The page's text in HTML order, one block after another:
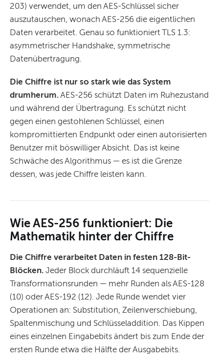
203) verwendet, um den AES-Schlüssel sicher
auszutauschen, wonach AES-256 die eigentlichen
Daten verarbeitet. Genau so funktioniert TLS 1.3:
asymmetrischer Handshake, symmetrische
Datenübertragung.
Die Chiffre ist nur so stark wie das System
drumherum. AES-256 schützt Daten im Ruhezustand
und während der Übertragung. Es schützt nicht
gegen einen gestohlenen Schlüssel, einen
kompromittierten Endpunkt oder einen autorisierten
Benutzer mit böswilliger Absicht. Das ist keine
Schwäche des Algorithmus — es ist die Grenze
dessen, was jede Chiffre leisten kann.
Wie AES-256 funktioniert: Die
Mathematik hinter der Chiffre
Die Chiffre verarbeitet Daten in festen 128-Bit-
Blöcken. Jeder Block durchläuft 14 sequenzielle
Transformationsrunden — mehr Runden als AES-128
(10) oder AES-192 (12). Jede Runde wendet vier
Operationen an: Substitution, Zeilenverschiebung,
Spaltenmischung und Schlüsseladdition. Das Kippen
eines einzelnen Eingabebits ändert bis zum Ende der
ersten Runde etwa die Hälfte der Ausgabebits.